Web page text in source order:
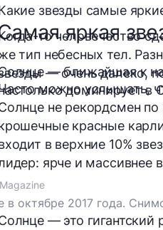
звезды самые
яркая
то человечество
тип небесных тел.
— очень далеко,
— ближайшая к
доминирует в
можно услышать,
не рекордсмен
красные
в верхние 10%
ярче и массивнее
в октябре 2017 года.
— это